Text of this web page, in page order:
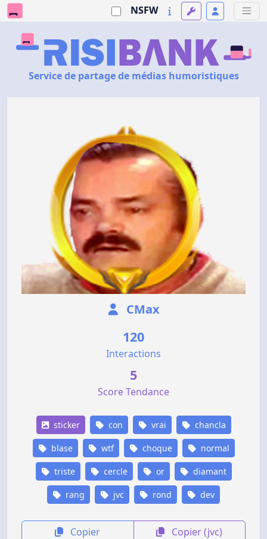
NSFW
Service de partage de médias humoristiques
CMax
120
Interactions
5
Score Tendance
sticker con vrai chancla
blase wtf choque normal
triste cercle or diamant
rang jvc rond dev
Copier Copier (jvc)